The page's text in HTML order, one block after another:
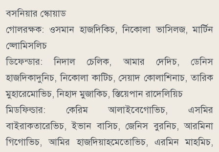
বসনিয়ার স্কোয়াড
গোলরক্ষক: ওসমান হাজদিকিচ, নিকোলা ভাসিলজ, মার্টিন
জ্লোমিসলিচ
ডিফেন্ডার: নিদাল চেলিক, আমার দেদিচ, ডেনিস
হাজদিকাদুনিচ, নিকোলা কাটিচ, সেয়াদ কোলাশিনাচ, তারিক
মুহারেমোভিচ, নিহাদ মুজাকিচ, স্তিয়েপান রাদেলিয়িচ
মিডফিল্ডার: কেরিম আলাইবেগোভিচ, এসমির
বাইরাকতারেভিচ, ইভান বাসিচ, জেনিস বুরনিচ, আরমিনা
গিগোভিচ, আমির হাজদিয়াহমেতোভিচ, এরমিন মাহমিচ,